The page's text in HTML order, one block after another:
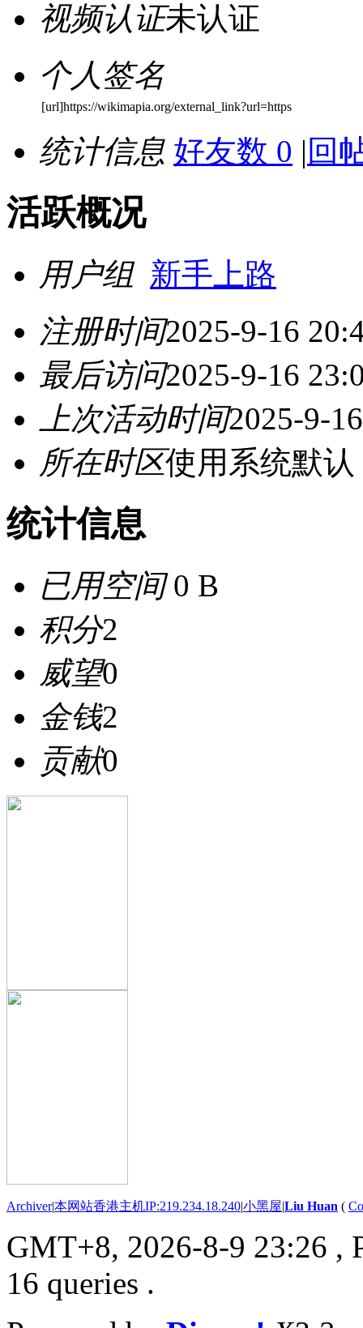
视频认证未认证
个人签名
[url]https://wikimapia.org/external_link?url=https
统计信息 好友数 0 | 回
活跃概况
用户组 新手上路
注册时间2025-9-16
最后访问2025-9-16
上次活动时间2025-9-
所在时区使用系统默认
统计信息
已用空间0 B
积分2
威望0
金钱2
贡献0
Archiver|本网站香港主机IP:219.234.18.240|小黑屋|Liu Huan (
GMT+8, 2026-8-9 23:26 ,
16 queries .